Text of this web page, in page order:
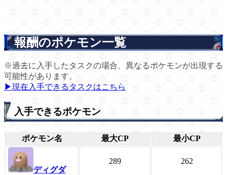
報酬のポケモン一覧
※過去に入手したタスクの場合、異なるポケモンが出現する
可能性があります。
▶現在入手できるタスクはこちら
入手できるポケモン
ポケモン名 最大CP 最小CP
ディグダ
289 262